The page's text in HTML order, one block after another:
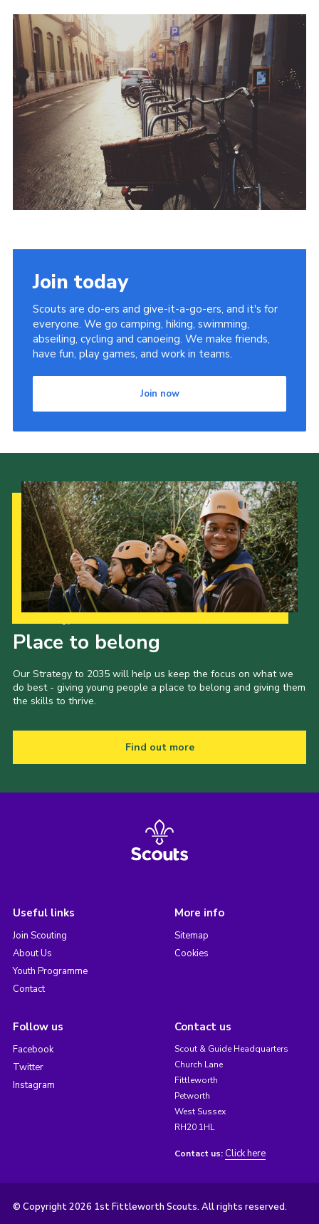
Join today
Scouts are do-ers and give-it-a-go-ers, and it's for
everyone. We go camping, hiking, swimming,
abseiling, cycling and canoeing. We make friends,
have fun, play games, and work in teams.
Join now
Place to belong
Our Strategy to 2035 will help us keep the focus on what we
do best - giving young people a place to belong and giving them
the skills to thrive.
Find out more
Useful links
Join Scouting
About Us
Youth Programme
Contact
More info
Sitemap
Cookies
Follow us
Facebook
Twitter
Instagram
Contact us
Scout & Guide Headquarters
Church Lane
Fittleworth
Petworth
West Sussex
RH20 1HL
Contact us: Click here
© Copyright 2026 1st Fittleworth Scouts. All rights reserved.